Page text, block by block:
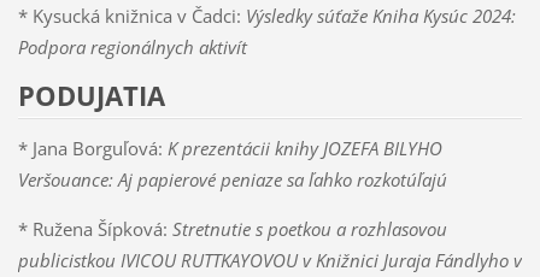
* Kysucká knižnica v Čadci: Výsledky súťaže Kniha Kysúc 2024:
Podpora regionálnych aktivít
PODUJATIA
* Jana Borguľová: K prezentácii knihy JOZEFA BILYHO
Veršouance: Aj papierové peniaze sa ľahko rozkotúľajú
* Ružena Šípková: Stretnutie s poetkou a rozhlasovou
publicistkou IVICOU RUTTKAYOVOU v Knižnici Juraja Fándlyho v